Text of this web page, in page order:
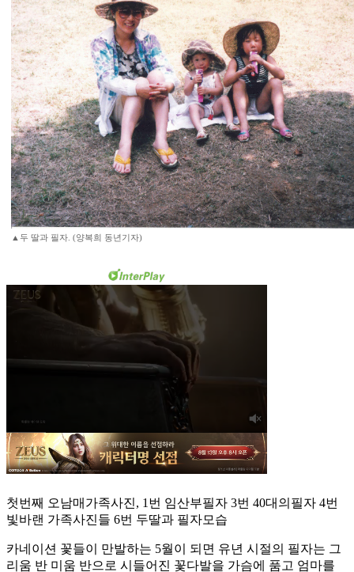
▲두 딸과 필자. (양복희 동년기자)
첫번째 오남매가족사진, 1번 임산부필자 3번 40대의필자 4번
빛바랜 가족사진들 6번 두딸과 필자모습
카네이션 꽃들이 만발하는 5월이 되면 유년 시절의 필자는 그
리움 반 미움 반으로 시들어진 꽃다발을 가슴에 품고 엄마를